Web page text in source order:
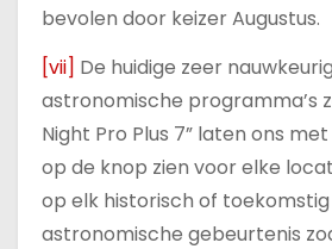
bevolen door keizer Augustus.
[vii] De huidige zeer
astronomische programma’s
Night Pro Plus 7” laten ons
op de knop zien voor elke
op elk historisch of
astronomische gebeurtenis